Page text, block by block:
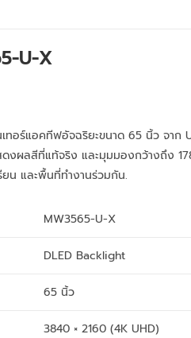
U-X
ทอร์แอคทีฟอัจฉริยะขนาด 65 นิ้ว จาก
งผลสีที่แท้จริง และมุมมองกว้างถึง
ยน และพื้นที่ทำงานร่วมกัน.
MW3565-U-X
DLED Backlight
65 นิ้ว
3840 × 2160 (4K UHD)